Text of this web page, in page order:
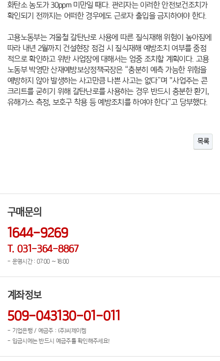
화탄소 농도가 30ppm 미만일 때다. 관리자는 이러한 안전보건조치가
확인되기 전까지는 어떠한 경우에도 근로자 출입을 금지하여야 한다.
고용노동부는 겨울철 갈탄난로 사용에 따른 질식재해 위험이 높아짐에
따라 내년 2월까지 건설현장 점검 시 질식재해 예방조치 여부를 중점
적으로 확인하고 위반 사업장에 대해서는 엄중 조치할 계획이다. 고용
노동부 박영만 산재예방보상정책국장은 “충분히 예측 가능한 위험을
예방하지 않아 발생하는 사고만큼 나쁜 사고는 없다”며 "사업주는 콘
크리트를 굳히기 위해 갈탄난로를 사용하는 경우 반드시 충분한 환기,
유해가스 측정, 보호구 착용 등 예방조치를 하여야 한다”고 당부했다.
목록
구매문의
1644-9269
T. 031-364-8867
- 운영시간 : 07:00 ~ 18:00
계좌정보
509-043130-01-011
- 기업은행 / 예금주 : (주)씨제이켐
- 입금시에는 반드시 예금주를 확인해주세요!